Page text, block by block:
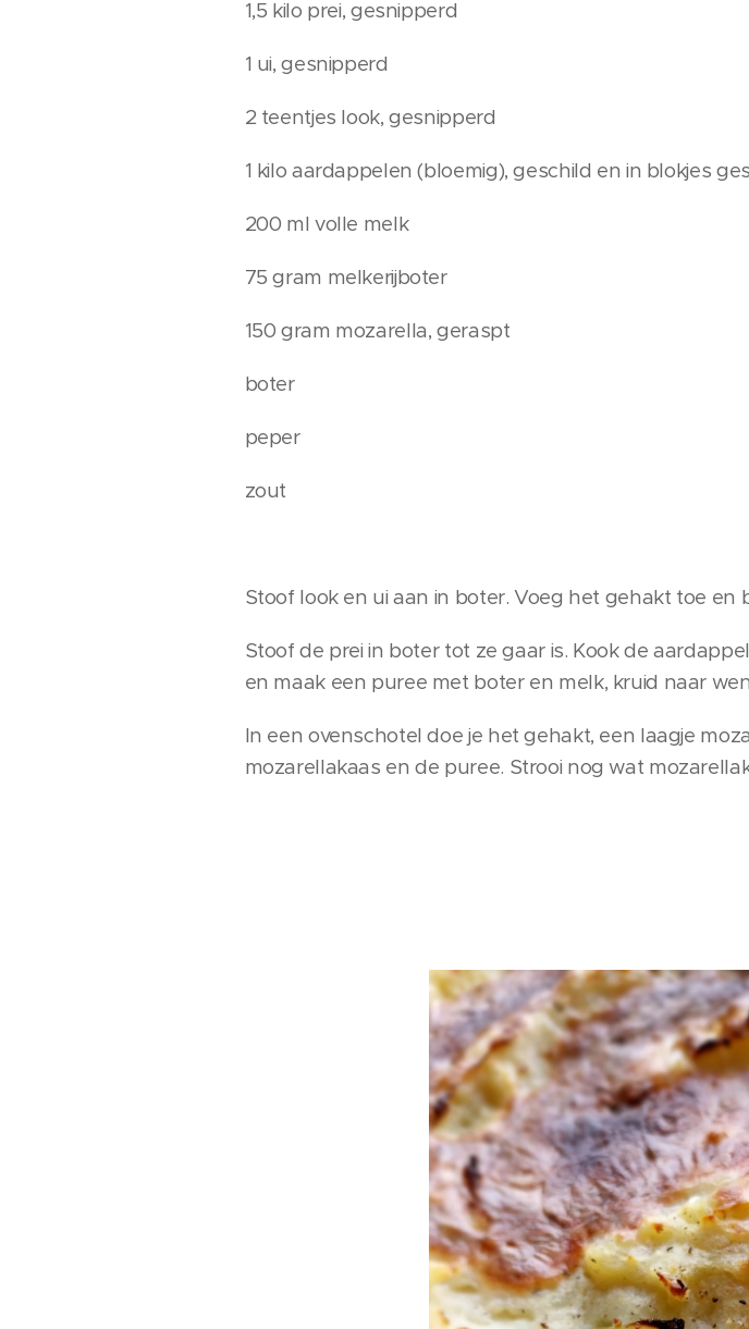
1,5 kilo prei, gesnipperd
1 ui, gesnipperd
2 teentjes look, gesnipperd
1 kilo aardappelen (bloemig), geschild en in blokjes
200 ml volle melk
75 gram melkerijboter
150 gram mozarella, geraspt
boter
peper
zout
Stoof look en ui aan in boter. Voeg het gehakt toe en
Stoof de prei in boter tot ze gaar is. Kook de
en maak een puree met boter en melk, kruid naar
In een ovenschotel doe je het gehakt, een laagje
mozarellakaas en de puree. Strooi nog wat